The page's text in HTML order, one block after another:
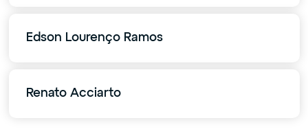
Edson Lourenço Ramos
Renato Acciarto